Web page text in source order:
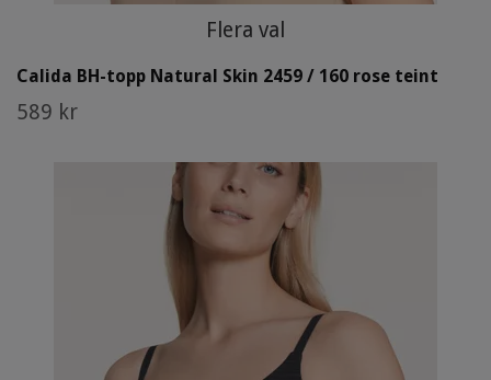
Flera val
Calida BH-topp Natural Skin 2459 / 160 rose teint
589 kr